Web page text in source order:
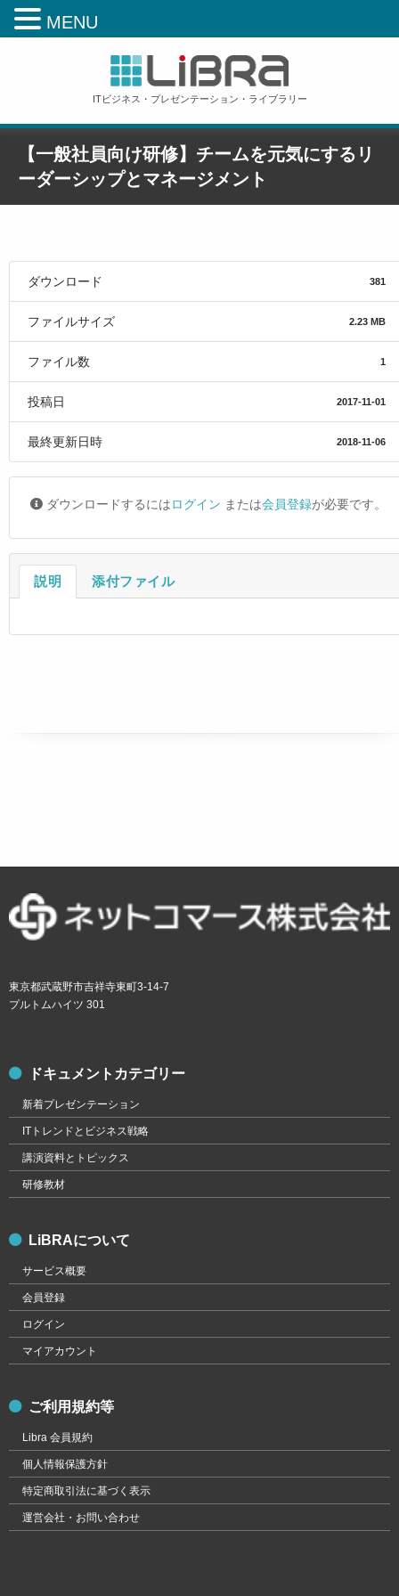
ITビジネス・プレゼンテーション・ライブラリー
【一般社員向け研修】チームを元気にするリ
ーダーシップとマネージメント
ホーム » 【一般社員向け研修】チームを元気にするリーダーシップとマネージメント
ダウンロード 381
ファイルサイズ 2.23 MB
ファイル数 1
投稿日 2017-11-01
最終更新日時 2018-11-06
ダウンロードするにはログイン または会員登録が必要です。
説明 添付ファイル
東京都武蔵野市吉祥寺東町3-14-7
プルトムハイツ 301
ドキュメントカテゴリー
新着プレゼンテーション
ITトレンドとビジネス戦略
講演資料とトピックス
研修教材
LiBRAについて
サービス概要
会員登録
ログイン
マイアカウント
ご利用規約等
Libra 会員規約
個人情報保護方針
特定商取引法に基づく表示
運営会社・お問い合わせ
MENU